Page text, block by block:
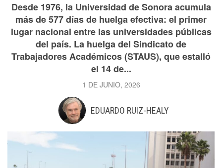
Desde 1976, la Universidad de Sonora acumula
más de 577 días de huelga efectiva: el primer
lugar nacional entre las universidades públicas
del país. La huelga del Sindicato de
Trabajadores Académicos (STAUS), que estalló
el 14 de...
1 DE JUNIO, 2026
EDUARDO RUIZ-HEALY